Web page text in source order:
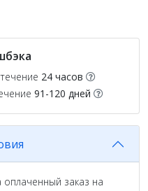
24 часов
91-120 дней
заказ на